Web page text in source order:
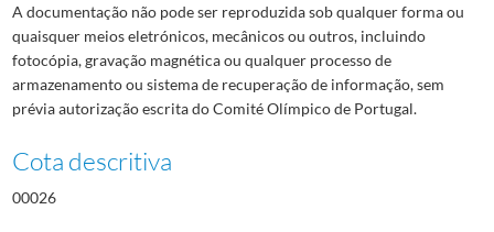
A documentação não pode ser reproduzida sob qualquer forma ou
quaisquer meios eletrónicos, mecânicos ou outros, incluindo
fotocópia, gravação magnética ou qualquer processo de
armazenamento ou sistema de recuperação de informação, sem
prévia autorização escrita do Comité Olímpico de Portugal.
Cota descritiva
00026